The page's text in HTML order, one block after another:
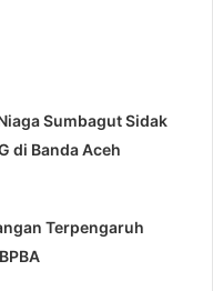
Sumbagut Sidak
di Banda Aceh
Terpengaruh